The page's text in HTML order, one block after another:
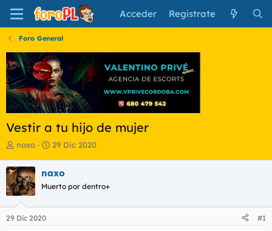
Acceder Regístrate
Foro General
Vestir a tu hijo de mujer
I
i
c
i
a
d
o
naxo
F
h
a
e
29 Dic 2020
naxo
Muerto por dentro+
29 Dic 2020 #1